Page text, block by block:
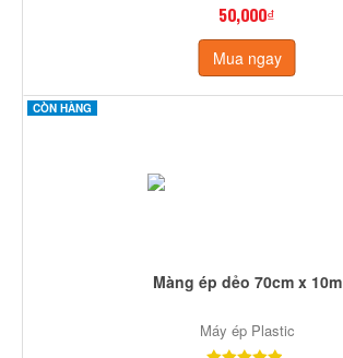
50,000₫
Mua ngay
CÒN HÀNG
Màng ép dẻo 70cm x 10m
Máy ép Plastic